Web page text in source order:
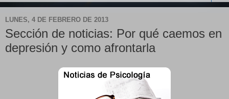
LUNES, 4 DE FEBRERO DE 2013
Sección de noticias: Por qué caemos en
depresión y como afrontarla